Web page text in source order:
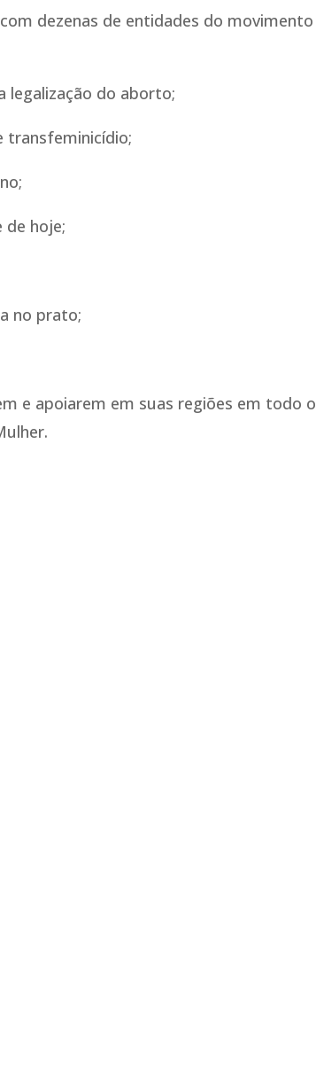
dezenas de entidades do movimento
legalização do aborto;
transfeminicídio;
de hoje;
no prato;
e apoiarem em suas regiões em todo o